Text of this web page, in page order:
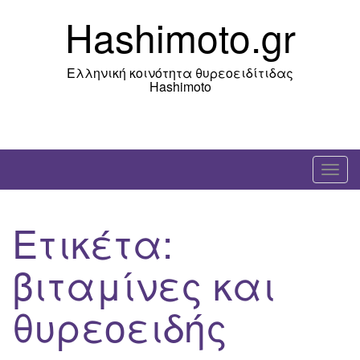
Hashimoto.gr
Ελληνική κοινότητα θυρεοειδίτιδας
Hashimoto
T
o
Ετικέτα:
βιταμίνες και
θυρεοειδής